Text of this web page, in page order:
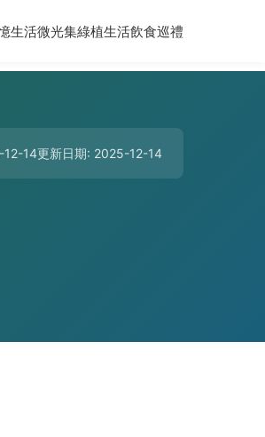
生活微光集綠植生活飲食巡禮
12-14更新日期: 2025-12-14